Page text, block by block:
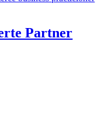
Partner